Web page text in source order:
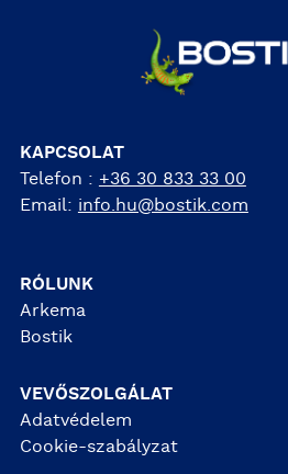
KAPCSOLAT
Telefon : +36 30 833 33 00
Email: info.hu@bostik.com
RÓLUNK
Arkema
Bostik
VEVŐSZOLGÁLAT
Adatvédelem
Cookie-szabályzat